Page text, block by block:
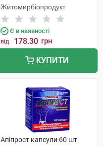
Житомирбіопродукт
Є в наявності
від 178.30 грн
КУПИТИ
Апіпрост капсули 60 шт